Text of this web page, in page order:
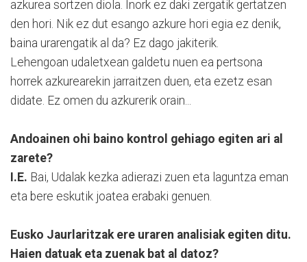
azkurea sortzen diola. Inork ez daki zergatik gertatzen
den hori. Nik ez dut esango azkure hori egia ez denik,
baina urarengatik al da? Ez dago jakiterik.
Lehengoan udaletxean galdetu nuen ea pertsona
horrek azkurearekin jarraitzen duen, eta ezetz esan
didate. Ez omen du azkurerik orain...
Andoainen ohi baino kontrol gehiago egiten ari al
zarete?
I.E. Bai, Udalak kezka adierazi zuen eta laguntza eman
eta bere eskutik joatea erabaki genuen.
Eusko Jaurlaritzak ere uraren analisiak egiten ditu.
Haien datuak eta zuenak bat al datoz?